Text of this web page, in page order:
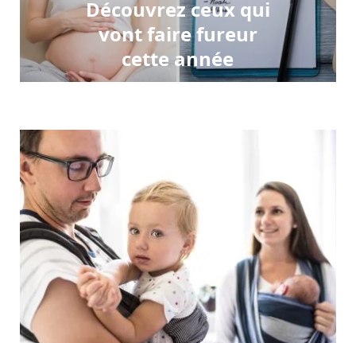
Découvrez ceux qui
vont faire fureur
cette année